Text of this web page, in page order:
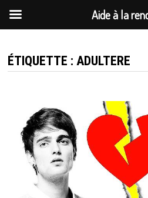
au
contenu
ÉTIQUETTE : ADULTERE
Aide à la